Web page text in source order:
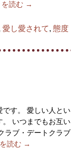
読む →
愛し愛されて, 態度
す。 愛しい人とい
いつまでもお互い
ラブ・デートクラブ
読む →